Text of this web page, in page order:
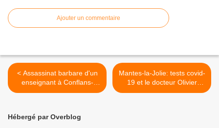
Ajouter un commentaire
< Assassinat barbare d'un
enseignant à Conflans-
Sainte-Honorine: Macron
Mantes-la-Jolie: tests covid-
19 et le docteur Olivier
Véran, accessoirement
Hébergé par Overblog